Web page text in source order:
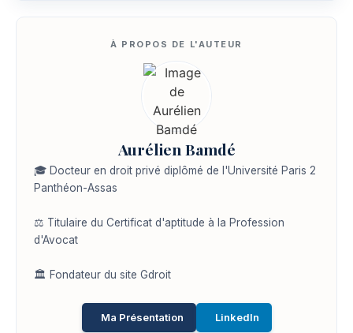
Aurélien Bamdé
🎓 Docteur en droit privé diplômé de l'Université Paris 2
Panthéon-Assas
⚖️ Titulaire du Certificat d'aptitude à la Profession
d'Avocat
🏛️ Fondateur du site Gdroit
Ma Présentation LinkedIn